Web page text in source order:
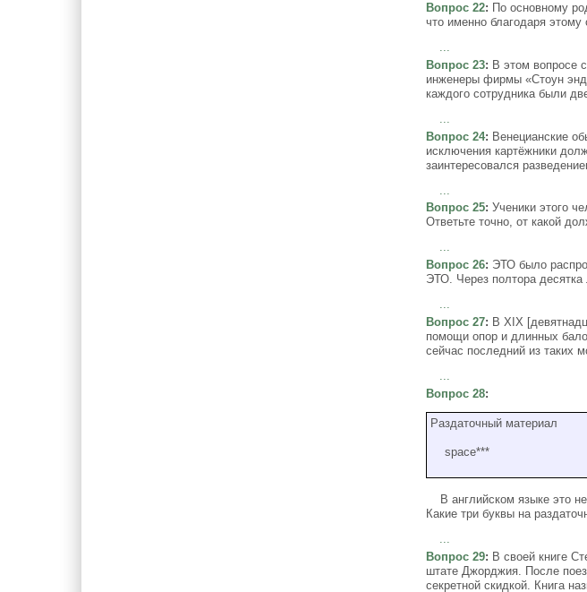
Вопрос 22: По основному
что именно благодаря
Вопрос 23: В этом вопросе
инженеры фирмы «Стоун энд
каждого сотрудника были
Вопрос 24: Венецианские
исключения картёжники
заинтересовался
Вопрос 25: Ученики этого
Ответьте точно, от какой
...
Вопрос 26: ЭТО было
ЭТО. Через полтора
...
Вопрос 27: В XIX
помощи опор и длинных
сейчас последний из таких
...
Вопрос 28:
Раздаточный материал
space***
В английском языке это
Какие три буквы на
Вопрос 29: В своей книге
штате Джорджия. После
секретной скидкой. Книга